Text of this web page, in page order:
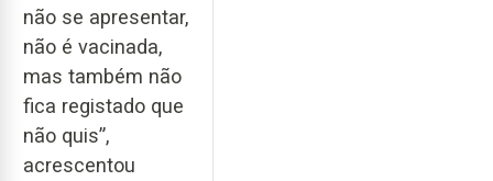
não se apresentar,
não é vacinada,
mas também não
fica registado que
não quis”,
acrescentou